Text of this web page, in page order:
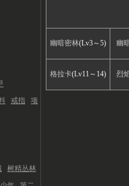
戒指
项
树精丛林
幽暗密林(Lv3～5) 幽
格拉卡(Lv11～14) 烈